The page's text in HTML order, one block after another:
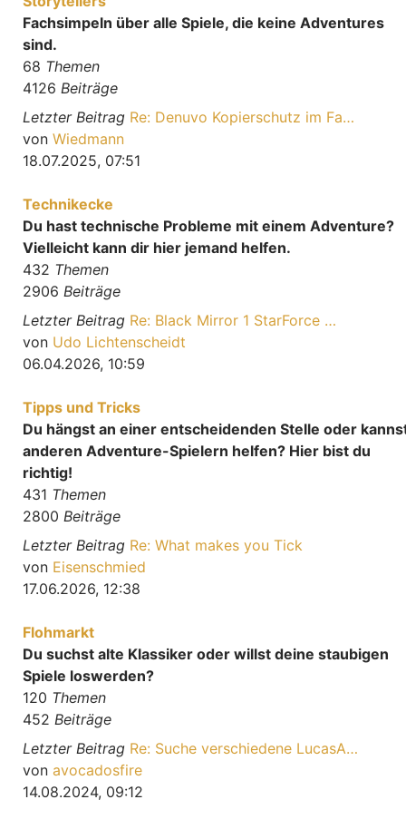
Fachsimpeln über alle Spiele, die keine Adventures
sind.
68 Themen
4126 Beiträge
Letzter Beitrag Re: Denuvo Kopierschutz im Fa…
von WiedmannNeuester Beitrag
18.07.2025, 07:51
Technikecke
Du hast technische Probleme mit einem Adventure?
Vielleicht kann dir hier jemand helfen.
432 Themen
2906 Beiträge
Letzter Beitrag Re: Black Mirror 1 StarForce …
von Udo Lichtenscheidt
06.04.2026, 10:59
Tipps und Tricks
Du hängst an einer entscheidenden Stelle oder
anderen Adventure-Spielern helfen? Hier bist du
richtig!
431 Themen
2800 Beiträge
Letzter Beitrag Re: What makes you Tick
von Eisenschmied
17.06.2026, 12:38
Flohmarkt
Du suchst alte Klassiker oder willst deine staubigen
Spiele loswerden?
120 Themen
452 Beiträge
Letzter Beitrag Re: Suche verschiedene LucasA…
von avocadosfireNeuester Beitrag
14.08.2024, 09:12